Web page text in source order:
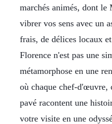
marchés animés, dont
vibrer vos sens avec un
frais, de délices locaux
Florence n'est pas une
métamorphose en une
où chaque chef-d'œuvre,
pavé racontent une
votre visite en une